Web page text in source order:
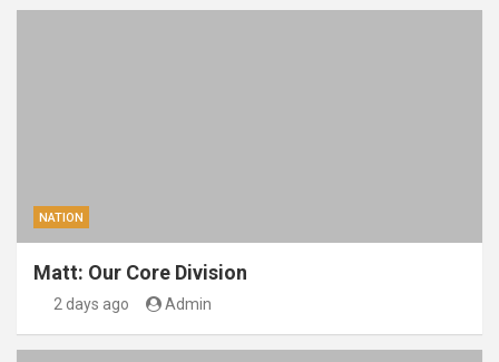
NATION
Matt: Our Core Division
2 days ago Admin